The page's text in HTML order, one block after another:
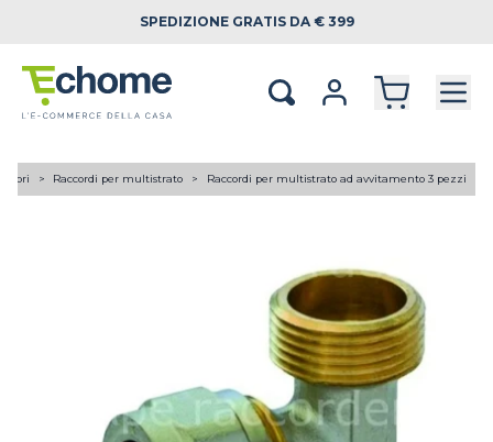
SPEDIZIONE GRATIS DA € 399
Raccordi per multistrato Raccordi per multistrato ad avvitamento 3 pezzi